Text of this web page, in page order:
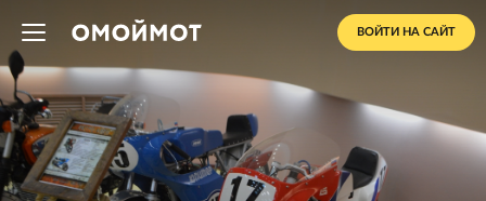
ВОЙТИ НА САЙТ